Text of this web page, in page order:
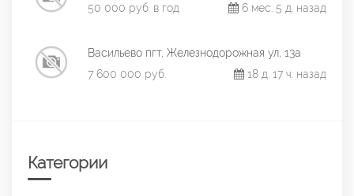
50 000 руб. в год
6 мес. 5 д. назад
Васильево пгт, Железнодорожная ул, 13а
7 600 000 руб.
18 д. 17 ч. назад
Категории